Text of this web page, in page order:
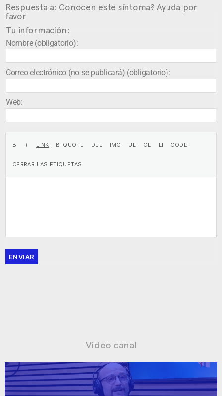
Respuesta a: Conocen este síntoma? Ayuda por
favor
Tu información:
Nombre (obligatorio):
Correo electrónico (no se publicará) (obligatorio):
Web:
ENVIAR
Vídeo canal